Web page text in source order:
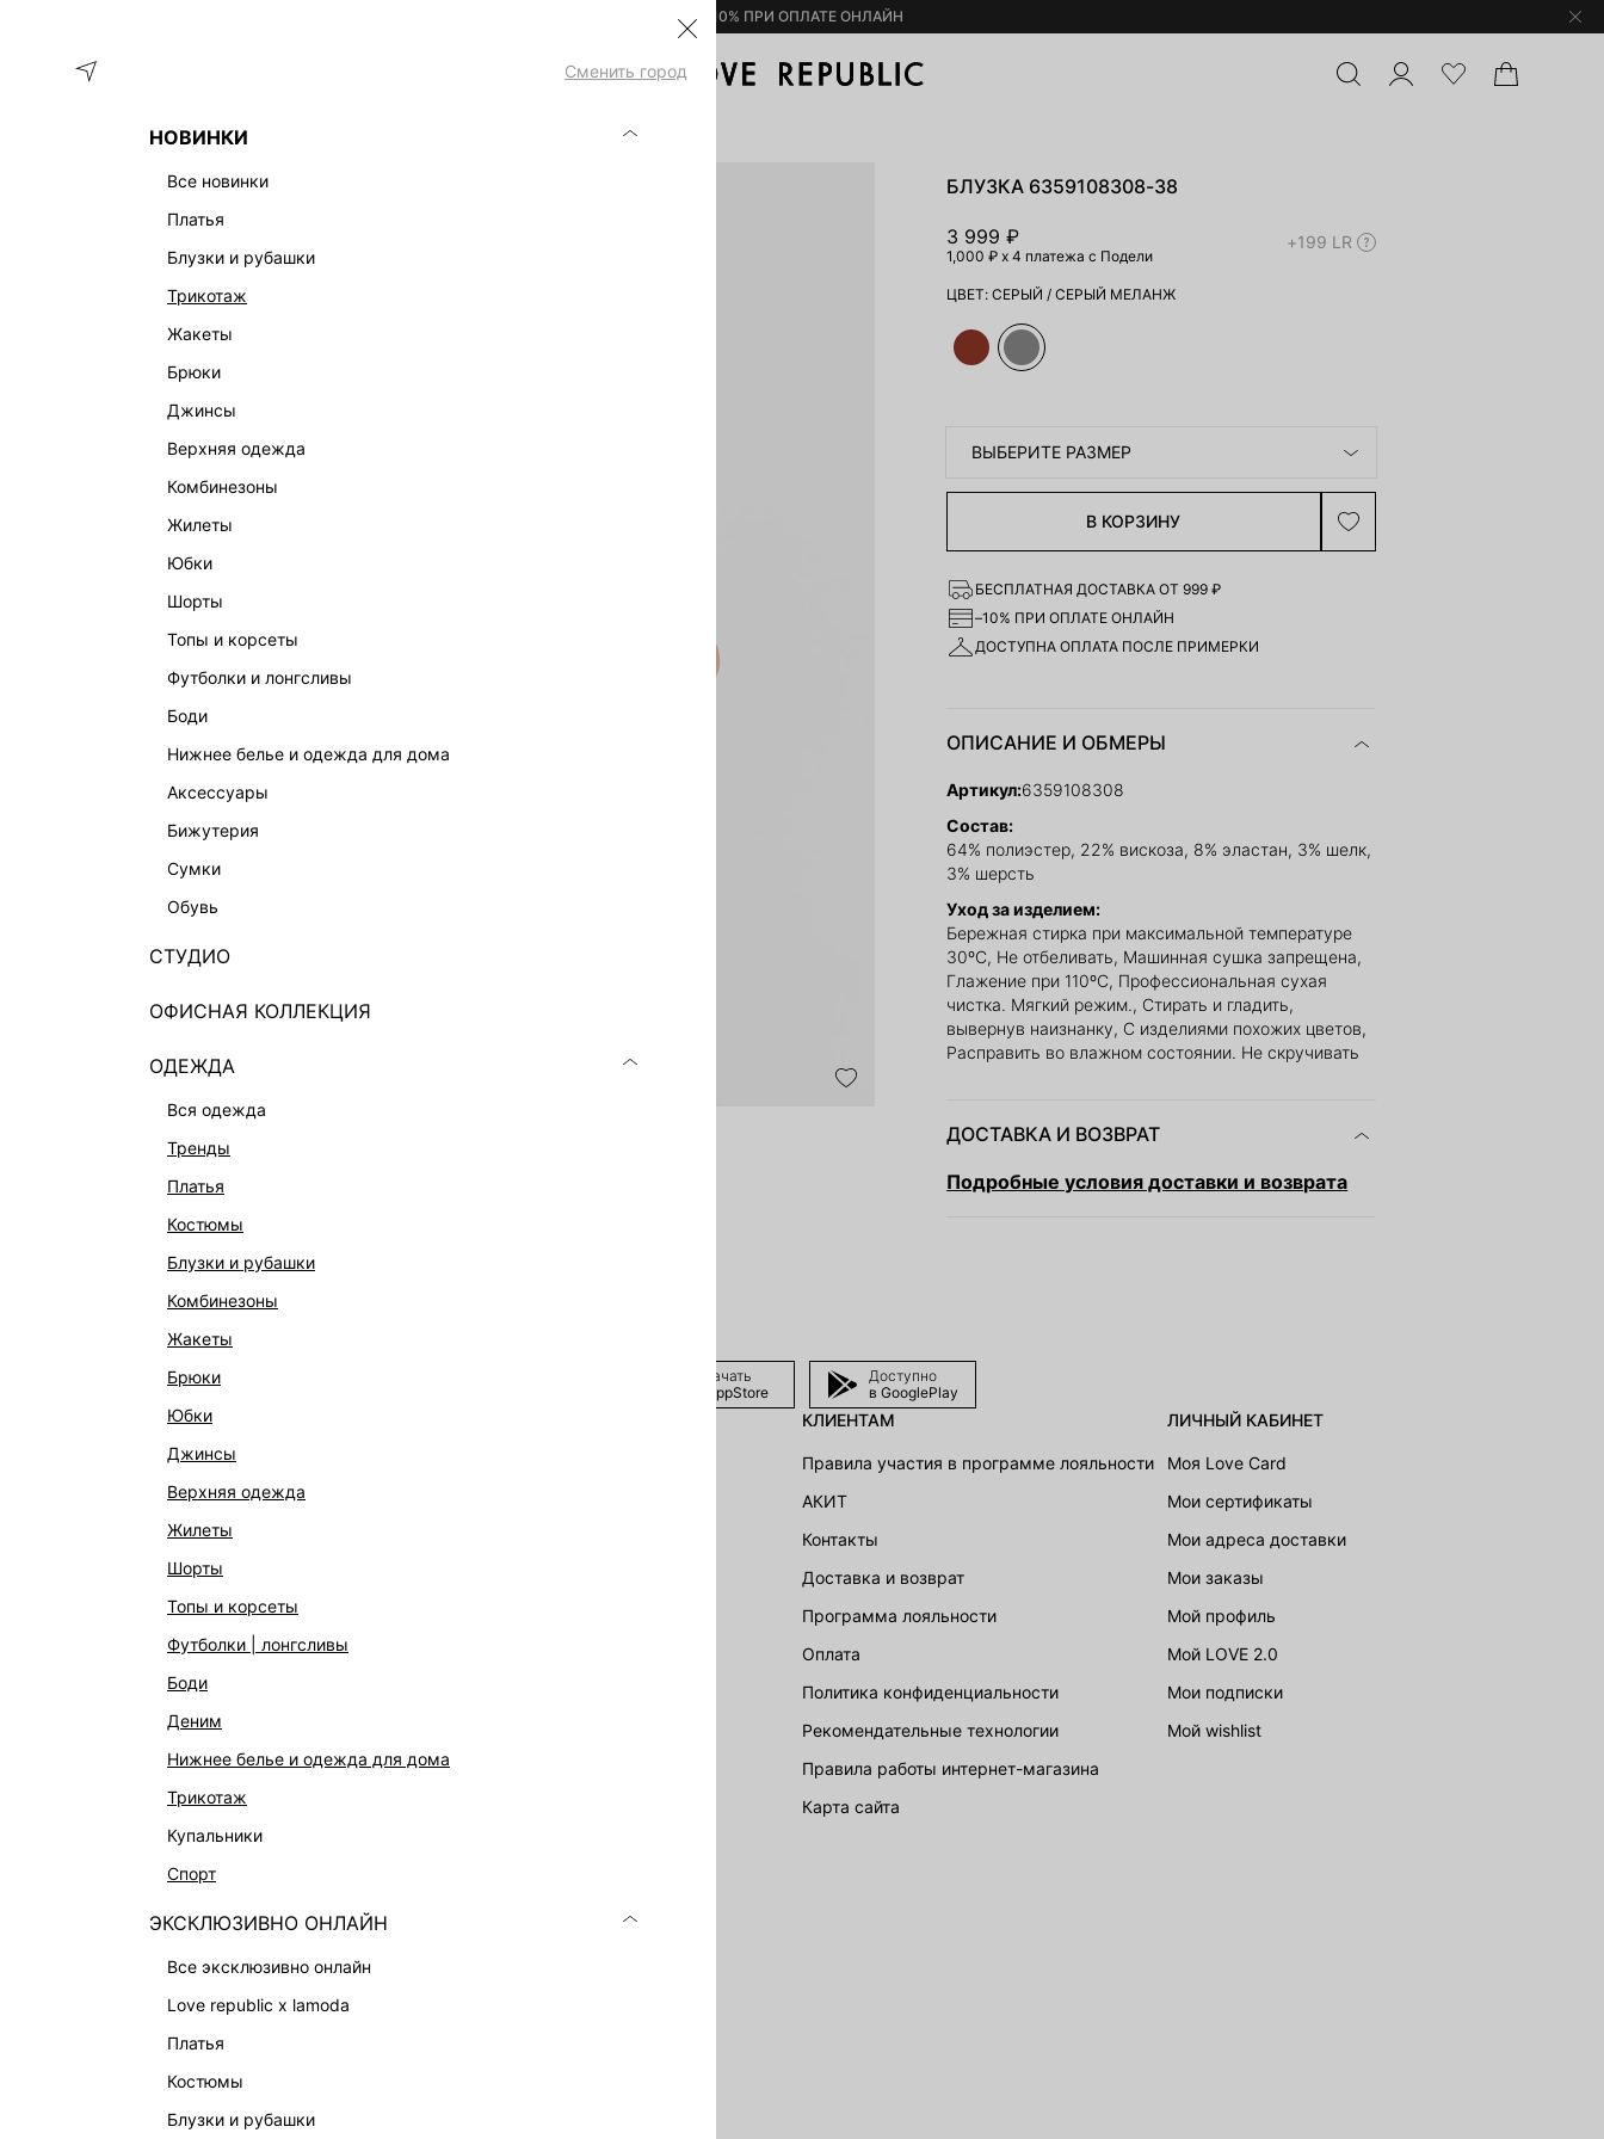
– 10% ПРИ ОПЛАТЕ ОНЛАЙН
Сменить город
НОВИНКИ
все новинки
платья
блузки и рубашки
трикотаж
жакеты
брюки
джинсы
верхняя одежда
комбинезоны
жилеты
юбки
шорты
топы и корсеты
футболки и лонгсливы
боди
нижнее белье и одежда для дома
аксессуары
бижутерия
сумки
обувь
СТУДИО
ОФИСНАЯ КОЛЛЕКЦИЯ
ОДЕЖДА
вся одежда
тренды
платья
костюмы
блузки и рубашки
комбинезоны
жакеты
брюки
юбки
джинсы
верхняя одежда
жилеты
шорты
топы и корсеты
футболки | лонгсливы
боди
деним
нижнее белье и одежда для дома
трикотаж
купальники
спорт
ЭКСКЛЮЗИВНО ОНЛАЙН
все эксклюзивно онлайн
love republic x lamoda
платья
костюмы
блузки и рубашки
ОДЕЖДА
БЛУЗКА 6359108308-38
3 999 ₽
1,000 ₽ x 4 платежа с Подели
+199 LR
ЦВЕТ:СЕРЫЙ /СЕРЫЙ МЕЛАНЖ
ВЫБЕРИТЕ РАЗМЕР
В КОРЗИНУ
БЕСПЛАТНАЯ ДОСТАВКА ОТ 999 ₽
–10% ПРИ ОПЛАТЕ ОНЛАЙН
ДОСТУПНА ОПЛАТА ПОСЛЕ ПРИМЕРКИ
ОПИСАНИЕ И ОБМЕРЫ
Артикул:6359108308
Состав:
64% полиэстер, 22% вискоза, 8% эластан, 3% шелк,
3% шерсть
Уход за изделием:
Бережная стирка при максимальной температуре
30ºС, Не отбеливать, Машинная сушка запрещена,
Глажение при 110ºС, Профессиональная сухая
чистка. Мягкий режим., Стирать и гладить,
вывернув наизнанку, С изделиями похожих цветов,
Расправить во влажном состоянии. Не скручивать
ДОСТАВКА И ВОЗВРАТ
Подробные условия доставки и возврата
Скачать
в AppStore
Доступно
в GooglePlay
ОФИСНАЯ КОЛЛЕКЦИЯ
ЭКСКЛЮЗИВНО ОНЛАЙН
АКСЕССУАРЫ И УКРАШЕНИЯ
ФИНАЛЬНАЯ РАСПРОДАЖА
ПОДАРОЧНЫЕ СЕРТИФИКАТЫ
БАЛЬЗАМЫ-ТИНТЫ
АРОМАТЫ
ЛИМИТИРОВАННЫЕ КОЛЛЕКЦИИ
КАПСУЛЬНЫЙ ГАРДЕРОБ
В ОТТЕНКАХ СЕРОГО
LOVE REPUBLIC MAISON
КЛИЕНТАМ
Правила участия в программе лояльности
АКИТ
Контакты
Доставка и возврат
Программа лояльности
Оплата
Политика конфиденциальности
Рекомендательные технологии
Правила работы интернет-магазина
карта сайта
ЛИЧНЫЙ КАБИНЕТ
Моя Love Card
Мои сертификаты
Мои адреса доставки
Мои заказы
Мой профиль
Мой LOVE 2.0
Мои подписки
Мой wishlist